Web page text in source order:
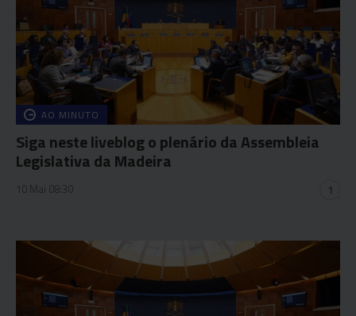
AO MINUTO
Siga neste liveblog o plenário da Assembleia
Legislativa da Madeira
10 Mai 08:30 1